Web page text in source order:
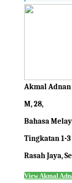
Akmal Adnan
M, 28,
Bahasa
Tingkatan 1-3
Rasah Jaya,
View Akmal